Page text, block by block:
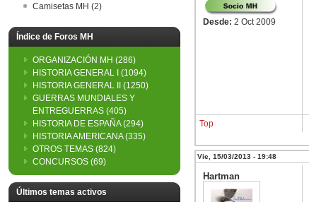
Camisetas MH (2)
Índice de Foros MH
ORGANIZACIÓN MH (286)
HISTORIA GENERAL I (1094)
HISTORIA GENERAL II (1250)
GUERRAS MUNDIALES Y
ENTREGUERRAS (405)
HISTORIA DE ESPAÑA(294)
HISTORIA AMERICANA(335)
OTROS TEMAS (824)
CONCURSOS (69)
Últimos temas activos
Desde: 2 Oct 2009
Top
Vie, 15/03/2013 - 19:48
Hartman